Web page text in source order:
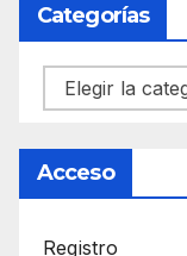
Categorías
Categorías
Acceso
Registro